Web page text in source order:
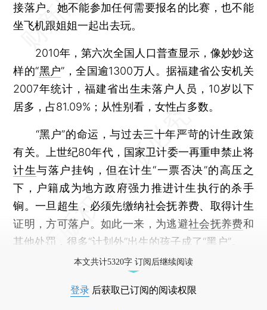
接落户。她不能参加任何需要报名的比赛，也不能
坐飞机跟姐姐一起出去玩。
2010年，第六次全国人口普查显示，像妙妙这
样的“黑户”，全国逾1300万人。据福建省公安机关
2007年统计，福建省出生未落户人员，10岁以下
居多，占81.09%；从性别看，女性占多数。
“黑户”的命运，与过去三十年严苛的计生政策
有关。上世纪80年代，国家卫计委一再重申禁止将
计生与落户挂钩，但在计生“一票否决”的高压之
下，户籍成为地方政府强力推进计生执行的杀手
锏。一旦超生，必须先缴纳社会抚养费、取得计生
证明，方可落户。如此一来，为逃避社会抚养费和
其他处罚，很多“计划外”出生的孩子成了“黑户”。
本文共计5320字 订阅后继续阅读
登录 后获取已订阅的阅读权限